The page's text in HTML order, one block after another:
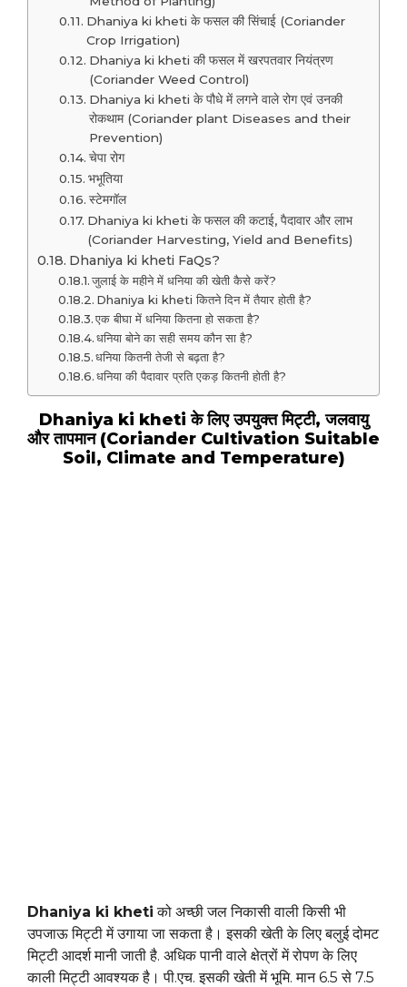
Dhaniya ki kheti के फसल की सिंचाई (Coriander
Crop Irrigation)
Dhaniya ki kheti की फसल में खरपतवार नियंत्रण
(Coriander Weed Control)
Dhaniya ki kheti के पौधे में लगने वाले रोग एवं उनकी
रोकथाम (Coriander plant Diseases and their
Prevention)
चेपा रोग
भभूतिया
स्टेमगॉल
Dhaniya ki kheti के फसल की कटाई, पैदावार और लाभ
(Coriander Harvesting, Yield and Benefits)
Dhaniya ki kheti FaQs?
जुलाई के महीने में धनिया की खेती कैसे करें?
Dhaniya ki kheti कितने दिन में तैयार होती है?
एक बीघा में धनिया कितना हो सकता है?
धनिया बोने का सही समय कौन सा है?
धनिया कितनी तेजी से बढ़ता है?
धनिया की पैदावार प्रति एकड़ कितनी होती है?
Dhaniya ki kheti के लिए उपयुक्त मिट्टी, जलवायु
और तापमान (Coriander Cultivation Suitable
Soil, Climate and Temperature)
Dhaniya ki kheti को अच्छी जल निकासी वाली किसी भी
उपजाऊ मिट्टी में उगाया जा सकता है। इसकी खेती के लिए बलुई दोमट
मिट्टी आदर्श मानी जाती है. अधिक पानी वाले क्षेत्रों में रोपण के लिए
काली मिट्टी आवश्यक है। पी.एच. इसकी खेती में भूमि. मान 6.5 से 7.5